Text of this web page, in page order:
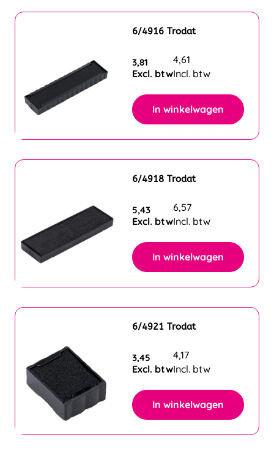
6/4916 Trodat
3,81
Excl. btw
4,61
Incl. btw
In winkelwagen
6/4918 Trodat
5,43
Excl. btw
6,57
Incl. btw
In winkelwagen
6/4921 Trodat
3,45
Excl. btw
4,17
Incl. btw
In winkelwagen